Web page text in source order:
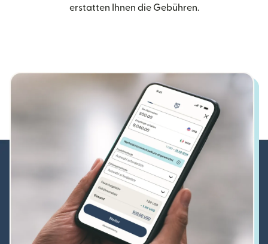
erstatten Ihnen die Gebühren.